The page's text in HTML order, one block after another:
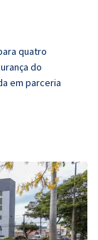
quatro
do
em parceria